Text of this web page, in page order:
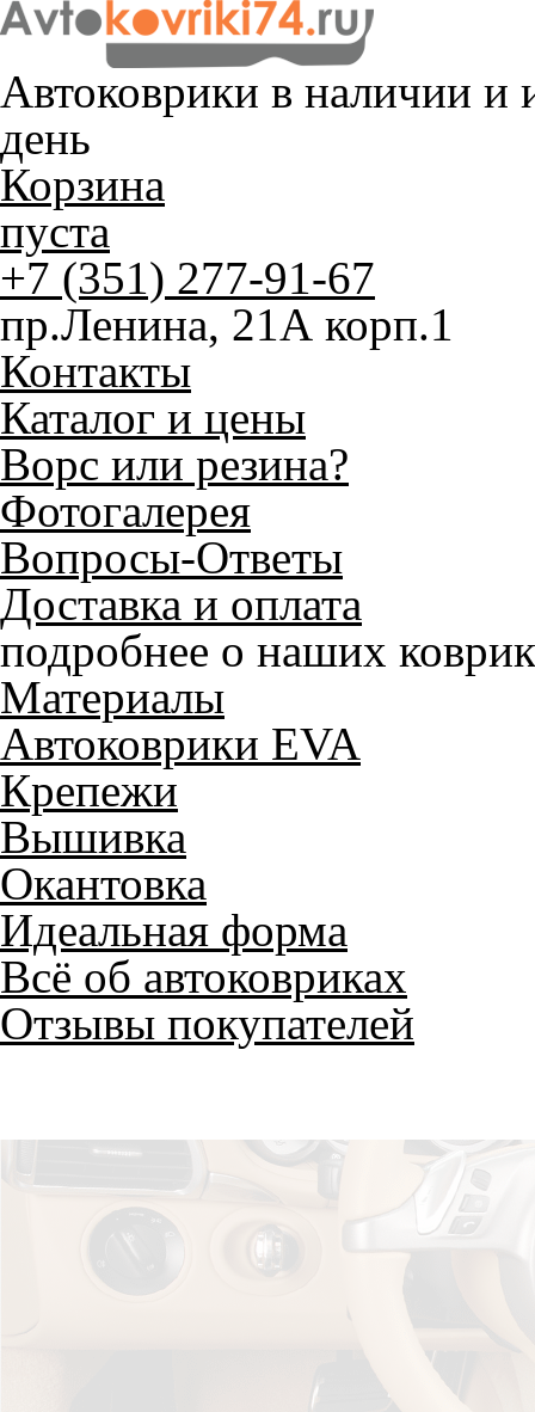
Автоковрики в наличии и
день
Корзина
пуста
+7 (351) 277-91-67
пр.Ленина, 21А корп.1
Контакты
Каталог и цены
Ворс или резина?
Фотогалерея
Вопросы-Ответы
Доставка и оплата
подробнее о наших
Материалы
Автоковрики EVA
Крепежи
Вышивка
Окантовка
Идеальная форма
Всё об автоковриках
Отзывы покупателей